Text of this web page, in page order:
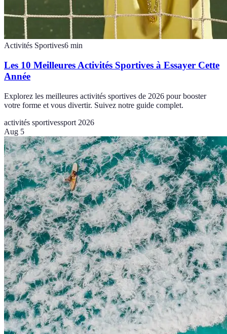
Activités Sportives6 min
Les 10 Meilleures Activités Sportives à Essayer Cette
Année
Explorez les meilleures activités sportives de 2026 pour booster
votre forme et vous divertir. Suivez notre guide complet.
activités sportivessport 2026
Aug 5